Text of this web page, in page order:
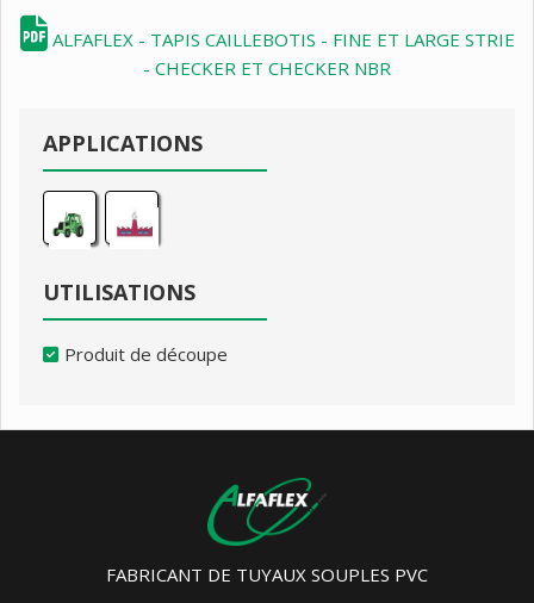
ALFAFLEX - TAPIS CAILLEBOTIS - FINE ET LARGE STRIE
- CHECKER ET CHECKER NBR
APPLICATIONS
UTILISATIONS
Produit de découpe
FABRICANT DE TUYAUX SOUPLES PVC